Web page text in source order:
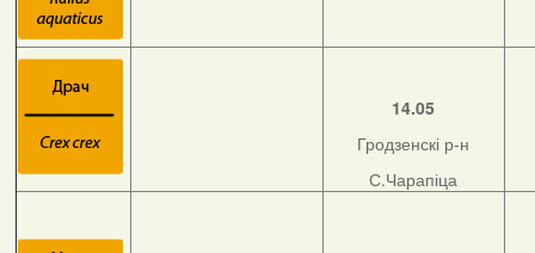
14.05
Гродзенскі р-н
С.Чарапіца